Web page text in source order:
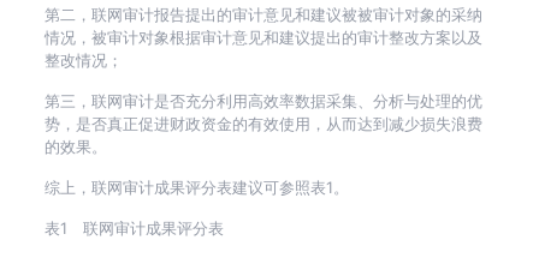
第二，联网审计报告提出的审计意见和建议被被审计对象的采纳
情况，被审计对象根据审计意见和建议提出的审计整改方案以及
整改情况；
第三，联网审计是否充分利用高效率数据采集、分析与处理的优
势，是否真正促进财政资金的有效使用，从而达到减少损失浪费
的效果。
综上，联网审计成果评分表建议可参照表1。
表1 联网审计成果评分表